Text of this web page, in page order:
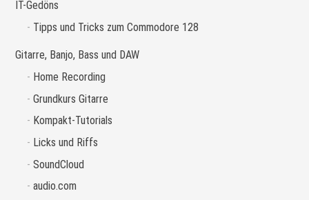
IT-Gedöns
Tipps und Tricks zum Commodore 128
Gitarre, Banjo, Bass und DAW
Home Recording
Grundkurs Gitarre
Kompakt-Tutorials
Licks und Riffs
SoundCloud
audio.com